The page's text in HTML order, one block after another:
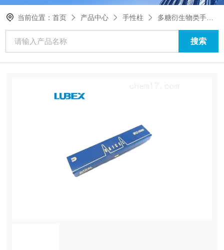
当前位置：首页 产品中心 手性柱 多糖衍生物类手性柱